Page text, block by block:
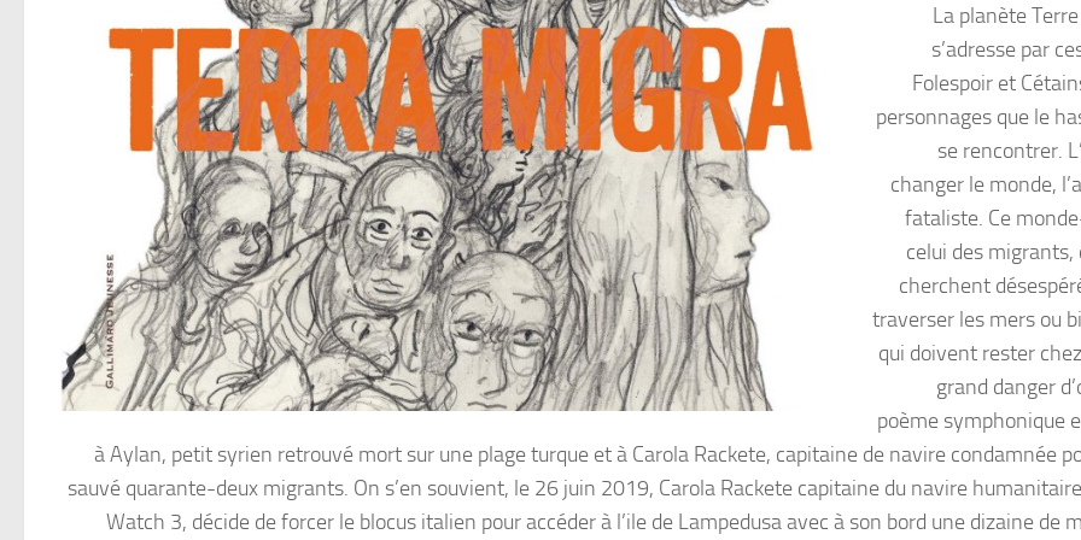
La planète
s’adresse par
Folespoir et
personnages que le
se rencontrer.
changer le monde,
fataliste. Ce
celui des migrants,
cherchent
traverser les mers ou
qui doivent rester
grand danger
poème symphonique
à Aylan, petit syrien retrouvé mort sur une plage turque et à Carola Rackete, capitaine de navire condamnée
sauvé quarante-deux migrants. On s’en souvient, le 26 juin 2019, Carola Rackete capitaine du navire
Watch 3, décide de forcer le blocus italien pour accéder à l’ile de Lampedusa avec à son bord une dizaine de